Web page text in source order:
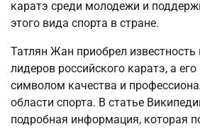
каратэ среди молодежи и
этого вида спорта в стране.
Татлян Жан приобрел известность
лидеров российского каратэ, а
символом качества и
области спорта. В статье
подробная информация, которая